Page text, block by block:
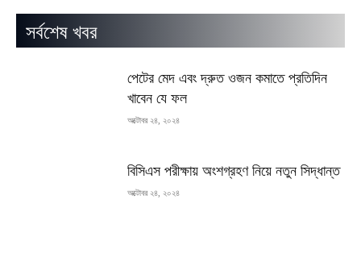
সর্বশেষ খবর
পেটের মেদ এবং দ্রুত ওজন কমাতে প্রতিদিন
খাবেন যে ফল
অক্টোবর ২৪, ২০২৪
বিসিএস পরীক্ষায় অংশগ্রহণ নিয়ে নতুন সিদ্ধান্ত
অক্টোবর ২৪, ২০২৪